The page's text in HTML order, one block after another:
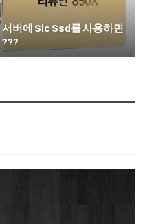
서버에 Slc Ssd를 사용하면
???